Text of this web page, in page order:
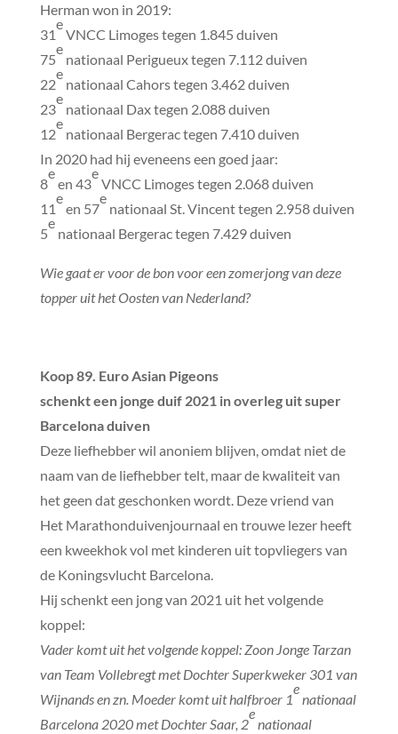
Herman won in 2019:
31
e
VNCC Limoges tegen 1.845 duiven
75
e
nationaal Perigueux tegen 7.112 duiven
22
e
nationaal Cahors tegen 3.462 duiven
23
e
nationaal Dax tegen 2.088 duiven
12
e
nationaal Bergerac tegen 7.410 duiven
In 2020 had hij eveneens een goed jaar:
8
e
en 43
e
VNCC Limoges tegen 2.068 duiven
11
e
en 57
e
nationaal St. Vincent tegen 2.958 duiven
5
e
nationaal Bergerac tegen 7.429 duiven
Wie gaat er voor de bon voor een zomerjong van deze
topper uit het Oosten van Nederland?
Koop 89. Euro Asian Pigeons
schenkt een jonge duif 2021 in overleg uit super
Barcelona duiven
Deze liefhebber wil anoniem blijven, omdat niet de
naam van de liefhebber telt, maar de kwaliteit van
het geen dat geschonken wordt. Deze vriend van
Het Marathonduivenjournaal en trouwe lezer heeft
een kweekhok vol met kinderen uit topvliegers van
de Koningsvlucht Barcelona.
Hij schenkt een jong van 2021 uit het volgende
koppel:
Vader komt uit het volgende koppel: Zoon Jonge Tarzan
van Team Vollebregt met Dochter Superkweker 301 van
Wijnands en zn. Moeder komt uit halfbroer 1
e
nationaal
Barcelona 2020 met Dochter Saar, 2
e
nationaal